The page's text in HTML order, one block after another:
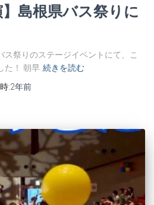
】島根県バス祭りに
祭りのステージイベントにて、こ
た！ 朝早 続きを読む
:2年前